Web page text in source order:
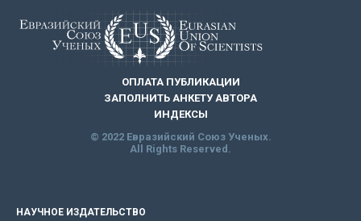
ОПЛАТА ПУБЛИКАЦИИ
ЗАПОЛНИТЬ АНКЕТУ АВТОРА
ИНДЕКСЫ
© 2022 Евразийский Союз Ученых.
All Rights Reserved.
НАУЧНОЕ ИЗДАТЕЛЬСТВО